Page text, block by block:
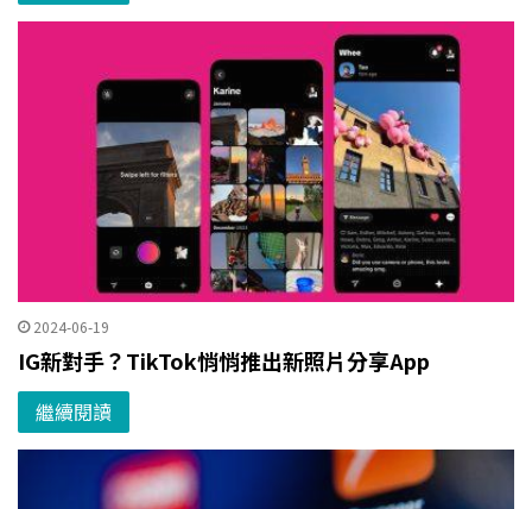
2024-06-19
IG新對手？TikTok悄悄推出新照片分享App
繼續閱讀